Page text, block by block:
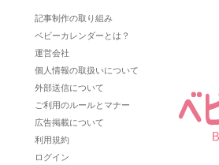
記事制作の取り組み
ベビーカレンダーとは？
運営会社
個人情報の取扱いについて
外部送信について
ご利用のルールとマナー
広告掲載について
利用規約
ログイン